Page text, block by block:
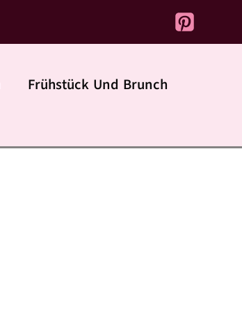
Frühstück Und Brunch